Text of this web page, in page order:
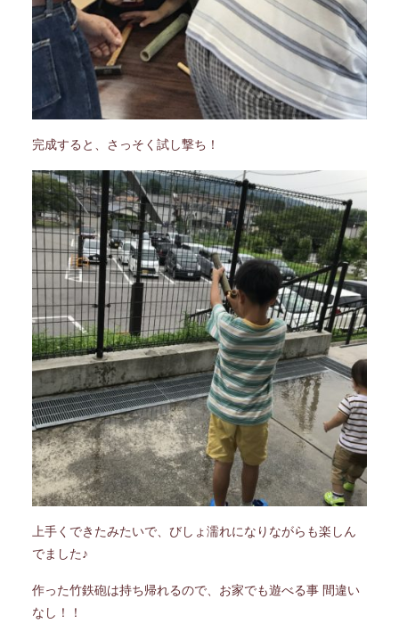
完成すると、さっそく試し撃ち！
上手くできたみたいで、びしょ濡れになりながらも楽しん
でました♪
作った竹鉄砲は持ち帰れるので、お家でも遊べる事 間違い
なし！！